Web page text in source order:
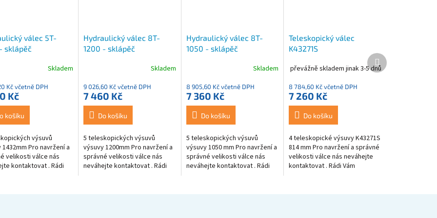
válec 5T-
sklápěč
Skladem
Kč včetně DPH
Kč
košíku
výsuvů
Pro navržení a
velikosti válce nás
kontaktovat . Rádi
Hydraulický válec 8T-
1200 - sklápěč
Skladem
9 026,60 Kč včetně DPH
7 460 Kč
Do košíku
5 teleskopických výsuvů
výsuvy 1200mm Pro navržení a
správné velikosti válce nás
neváhejte kontaktovat . Rádi
Hydraulický válec 8T-
1050 - sklápěč
Skladem
8 905,60 Kč včetně DPH
7 360 Kč
Do košíku
5 teleskopických výsuvů
výsuvy 1050 mm Pro navržení a
správné velikosti válce nás
neváhejte kontaktovat . Rádi
Teleskopický válec
K43271S
převážně skladem jinak 3-5 dnů
8 784,60 Kč včetně DPH
7 260 Kč
Do košíku
4 teleskopické výsuvy K43271S
814 mm Pro navržení a správné
velikosti válce nás neváhejte
kontaktovat . Rádi Vám
Další
produkt